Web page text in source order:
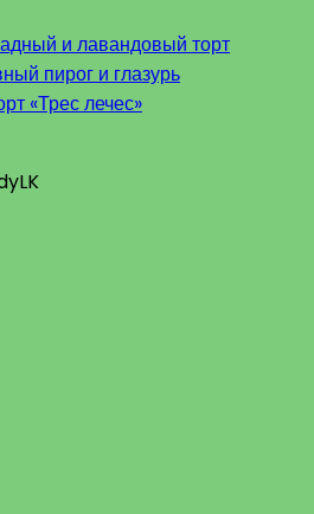
и лавандовый торт
пирог и глазурь
«Трес лечес»